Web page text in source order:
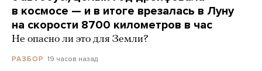
в космосе — и в итоге врезалась в Луну
на скорости 8700 километров в час
Не опасно ли это для Земли?
РАЗБОР 19 часов назад